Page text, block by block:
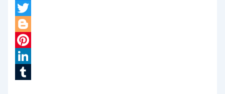
Facebook
Twitter
Blogger
Pinterest
LinkedIn